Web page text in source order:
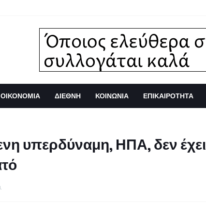
ΟΙΚΟΝΟΜΙΑ ΔΙΕΘΝΗ ΚΟΙΝΩΝΙΑ ΕΠΙΚΑΙΡΟΤΗΤΑ
υπερδύναμη, ΗΠΑ, δεν έχει